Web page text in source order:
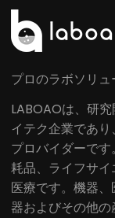
プロのラボソリ
LABOAOは、研
イテク企業であ
プロバイダーで
耗品、ライフサイ
医療です。機器
器およびその他の